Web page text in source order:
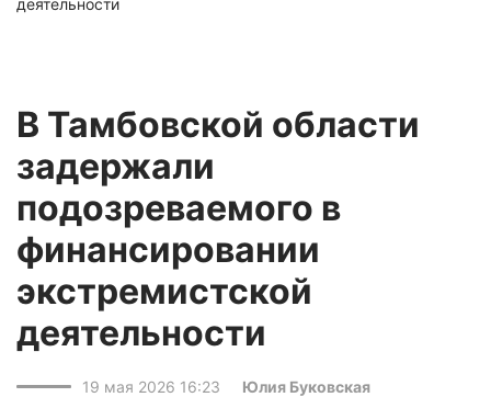
деятельности
В Тамбовской области
задержали
подозреваемого в
финансировании
экстремистской
деятельности
19 мая 2026 16:23
Юлия Буковская